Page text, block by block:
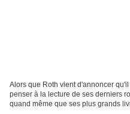
Alors que Roth vient d'annoncer
penser à la lecture de ses derniers
quand même que ses plus grands